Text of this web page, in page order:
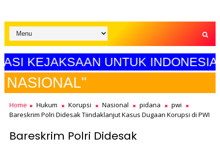
UNTUK INDONESIA MAJU"
Home Hukum Korupsi Nasional pidana
pwi
Bareskrim Polri Didesak Tiindaklanjut Kasus Dugaan Korupsi di PWI
Bareskrim Polri Didesak